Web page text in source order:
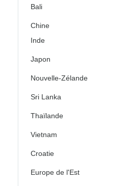
Bali
Chine
Inde
Japon
Nouvelle-Zélande
Sri Lanka
Thaïlande
Vietnam
Croatie
Europe de l'Est